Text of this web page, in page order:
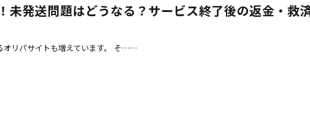
未発送問題はどうなる？サービス終了後の返金・救
オリパサイトも増えています。 そ……